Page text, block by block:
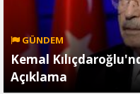
GÜNDEM
Kemal
Açıklama